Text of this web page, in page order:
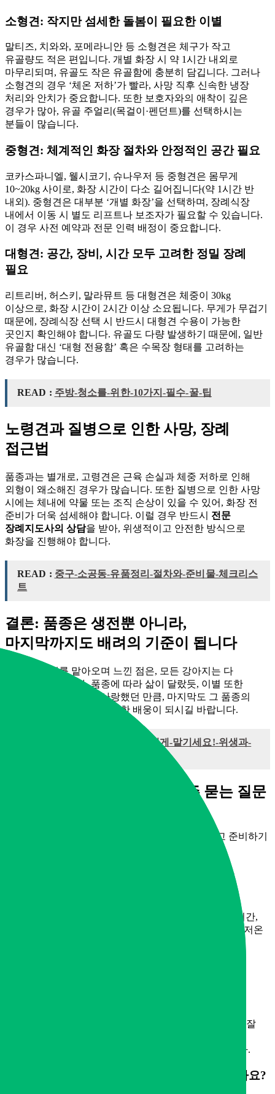
소형견: 작지만 섬세한 돌봄이 필요한 이별
말티즈, 치와와, 포메라니안 등 소형견은 체구가 작고
유골량도 적은 편입니다. 개별 화장 시 약 1시간 내외로
마무리되며, 유골도 작은 유골함에 충분히 담깁니다. 그러나
소형견의 경우 ‘체온 저하’가 빨라, 사망 직후 신속한 냉장
처리와 안치가 중요합니다. 또한 보호자와의 애착이 깊은
경우가 많아, 유골 주얼리(목걸이·펜던트)를 선택하시는
분들이 많습니다.
중형견: 체계적인 화장 절차와 안정적인 공간 필요
코카스파니엘, 웰시코기, 슈나우저 등 중형견은 몸무게
10~20kg 사이로, 화장 시간이 다소 길어집니다(약 1시간 반
내외). 중형견은 대부분 ‘개별 화장’을 선택하며, 장례식장
내에서 이동 시 별도 리프트나 보조자가 필요할 수 있습니다.
이 경우 사전 예약과 전문 인력 배정이 중요합니다.
대형견: 공간, 장비, 시간 모두 고려한 정밀 장례
필요
리트리버, 허스키, 말라뮤트 등 대형견은 체중이 30kg
이상으로, 화장 시간이 2시간 이상 소요됩니다. 무게가 무겁기
때문에, 장례식장 선택 시 반드시 대형견 수용이 가능한
곳인지 확인해야 합니다. 유골도 다량 발생하기 때문에, 일반
유골함 대신 ‘대형 전용함’ 혹은 수목장 형태를 고려하는
경우가 많습니다.
READ : 주방-청소를-위한-10가지-필수-꿀-팁
노령견과 질병으로 인한 사망, 장례
접근법
품종과는 별개로, 고령견은 근육 손실과 체중 저하로 인해
외형이 왜소해진 경우가 많습니다. 또한 질병으로 인한 사망
시에는 체내에 약물 또는 조직 손상이 있을 수 있어, 화장 전
준비가 더욱 섬세해야 합니다. 이럴 경우 반드시 전문
장례지도사의 상담을 받아, 위생적이고 안전한 방식으로
화장을 진행해야 합니다.
READ : 중구-소공동-유품정리-절차와-준비물-체크리스
트
결론: 품종은 생전뿐 아니라,
마지막까지도 배려의 기준이 됩니다
20년 간 장례를 맡아오며 느낀 점은, 모든 강아지는 다
다르다는 것입니다. 품종에 따라 삶이 달랐듯, 이별 또한
맞춤형이어야 합니다. 사랑했던 만큼, 마지막도 그 품종의
특성과 삶을 배려하는 따뜻한 배웅이 되시길 바랍니다.
쓰레기집-청소-전문가에게-맡기세요!-위생과-
품종별 반려견 장례 방식, 자주 묻는 질문
반려견 품종에 따라 달라지는 장례 방식을 이해하고 준비하기
Q. 왜 품종별로 장례 방식을 다르게 고려해야
품종별로 체구와 털, 유골 구조가 달라 화장 온도나 시간,
장례 용품 선택에 차이가 생깁니다. 소형견은 짧은 시간·저온
소형견은 일반적으로 1~2시간 저온 화장을 통해 뼈가 잘
아름답게 완전 연소된 유골을 얻을 수 있도록 조정합니다.
Q. 털이 많거나 긴 품종은 어떻게 처리해야 하나요?